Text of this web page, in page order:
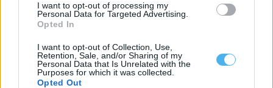
I want to opt-out of processing my
Personal Data for Targeted Advertising.
Opted In
I want to opt-out of Collection, Use,
Retention, Sale, and/or Sharing of my
Personal Data that Is Unrelated with the
Purposes for which it was collected.
Opted Out
To Mora Land começa amanhã em Cabeção com três dias de
O To Mora Land arranca amanhã, sexta-feira, 31 de julho, no
Parque Ecológico do...
30 Julho, 2026 - 17:30